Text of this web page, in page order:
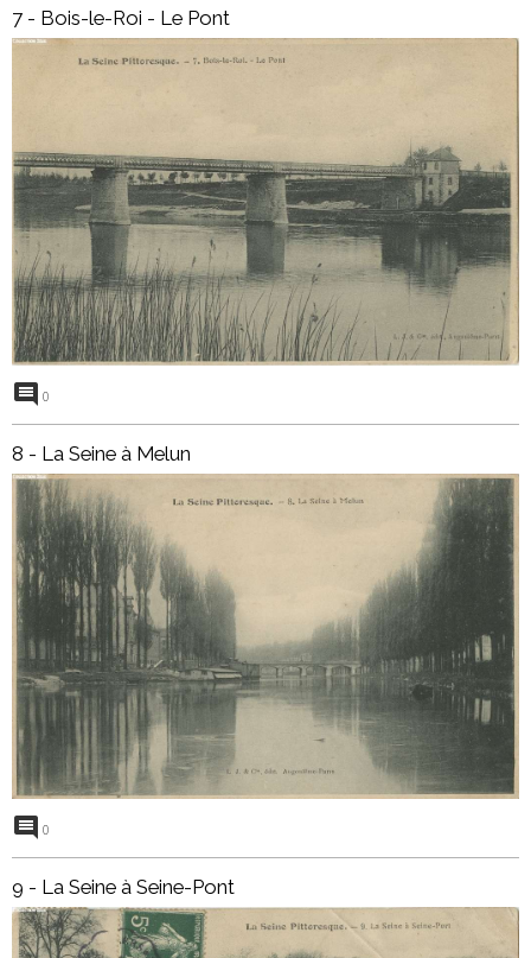
7 - Bois-le-Roi - Le Pont
0
8 - La Seine à Melun
0
9 - La Seine à Seine-Pont